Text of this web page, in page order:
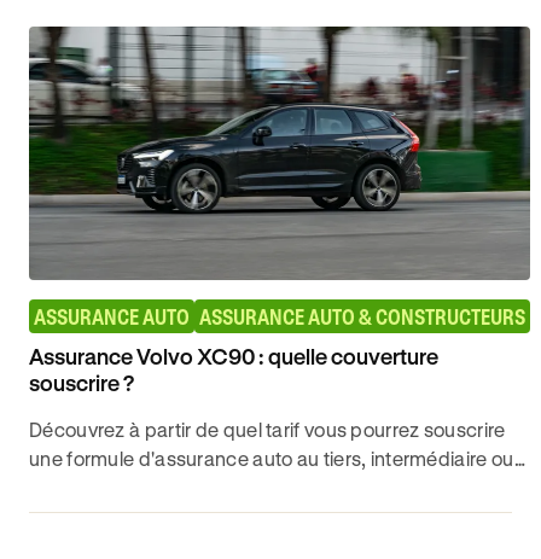
ASSURANCE AUTO ASSURANCE AUTO & CONSTRUCTEURS
Assurance Volvo XC90 : quelle couverture
souscrire ?
Découvrez à partir de quel tarif vous pourrez souscrire
une formule d'assurance auto au tiers, intermédiaire ou